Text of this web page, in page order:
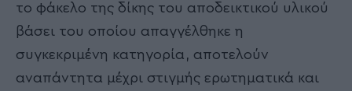
το φάκελο της δίκης του αποδεικτικού υλικού
βάσει του οποίου απαγγέλθηκε η
συγκεκριμένη κατηγορία, αποτελούν
αναπάντητα μέχρι στιγμής ερωτηματικά και